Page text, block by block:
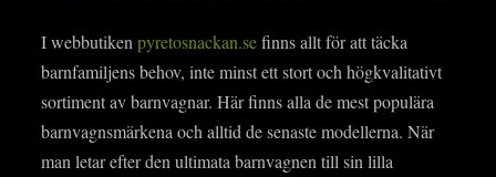
I webbutiken pyretosnackan.sefinns allt för att täcka
barnfamiljens behov, inte minst ett stort och högkvalitativt
sortiment av barnvagnar. Här finns alla de mest populära
barnvagnsmärkena och alltid de senaste modellerna. När
man letar efter den ultimata barnvagnen till sin lilla